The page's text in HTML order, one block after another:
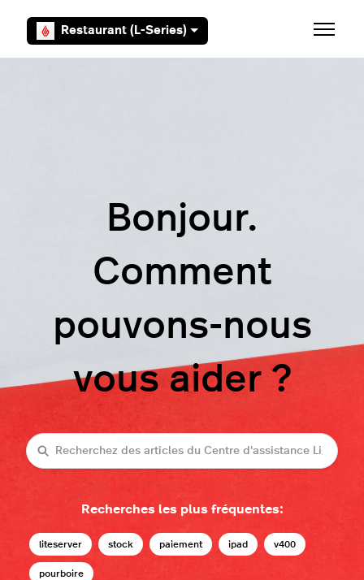
Restaurant (L-Series) Ouvrir/
Bonjour.
Comment
pouvons-nous
vous aider ?
Recherche
Recherches les plus fréquentes:
liteserver stock paiement ipad v400
pourboire